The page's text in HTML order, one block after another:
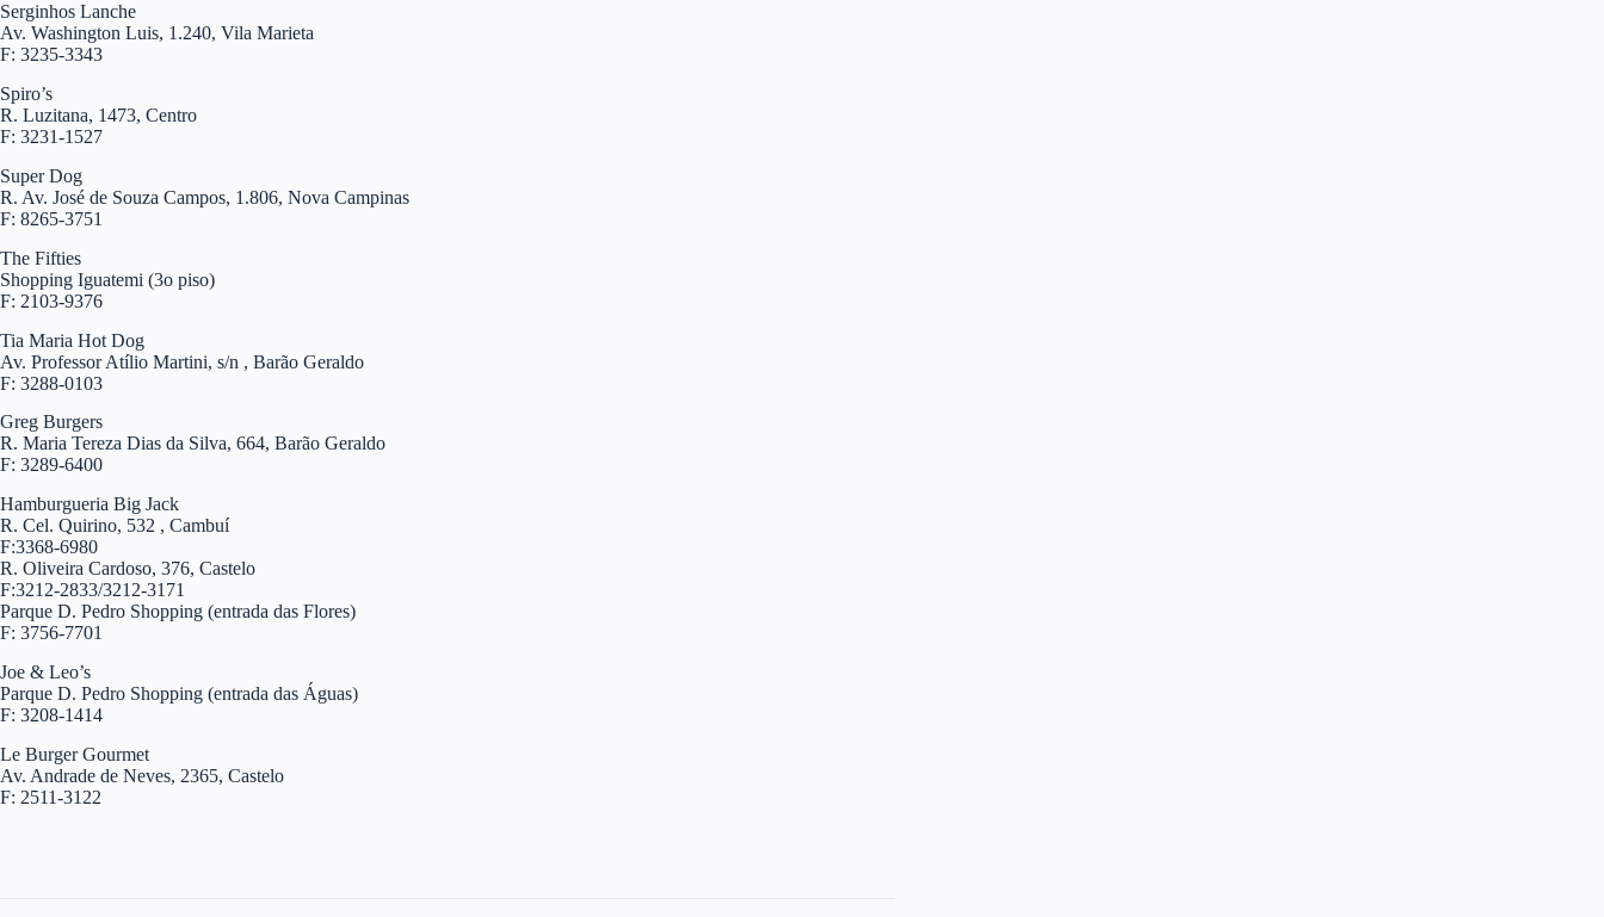
Serginhos Lanche
Av. Washington Luis, 1.240, Vila Marieta
F: 3235-3343
Spiro’s
R. Luzitana, 1473, Centro
F: 3231-1527
Super Dog
R. Av. José de Souza Campos, 1.806, Nova Campinas
F: 8265-3751
The Fifties
Shopping Iguatemi (3o piso)
F: 2103-9376
Tia Maria Hot Dog
Av. Professor Atílio Martini, s/n , Barão Geraldo
F: 3288-0103
Greg Burgers
R. Maria Tereza Dias da Silva, 664, Barão Geraldo
F: 3289-6400
Hamburgueria Big Jack
R. Cel. Quirino, 532 , Cambuí
F:3368-6980
R. Oliveira Cardoso, 376, Castelo
F:3212-2833/3212-3171
Parque D. Pedro Shopping (entrada das Flores)
F: 3756-7701
Joe & Leo’s
Parque D. Pedro Shopping (entrada das Águas)
F: 3208-1414
Le Burger Gourmet
Av. Andrade de Neves, 2365, Castelo
F: 2511-3122